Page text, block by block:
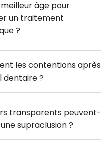
âge pour
un traitement
?
les contentions après
dentaire ?
transparents peuvent-
supraclusion ?